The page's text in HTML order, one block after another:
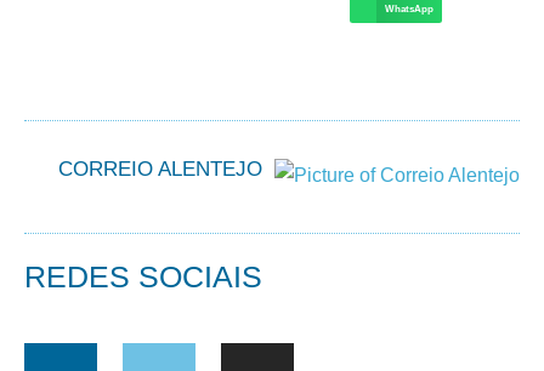
WhatsApp
CORREIO ALENTEJO
REDES SOCIAIS